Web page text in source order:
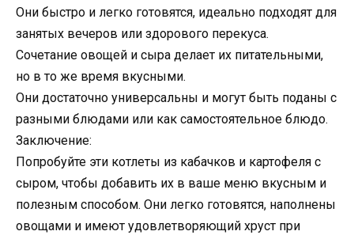
Они быстро и легко готовятся, идеально подходят для
занятых вечеров или здорового перекуса.
Сочетание овощей и сыра делает их питательными,
но в то же время вкусными.
Они достаточно универсальны и могут быть поданы с
разными блюдами или как самостоятельное блюдо.
Заключение:
Попробуйте эти котлеты из кабачков и картофеля с
сыром, чтобы добавить их в ваше меню вкусным и
полезным способом. Они легко готовятся, наполнены
овощами и имеют удовлетворяющий хруст при